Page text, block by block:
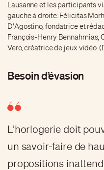
Lausanne et les participants
gauche à droite: Félicitas
D'Agostino, fondatrice et
François-Henry Bennahmias,
Vero, créatrice de jeux vidéo.
Besoin d’évasion
L’horlogerie doit
un savoir-faire de
propositions